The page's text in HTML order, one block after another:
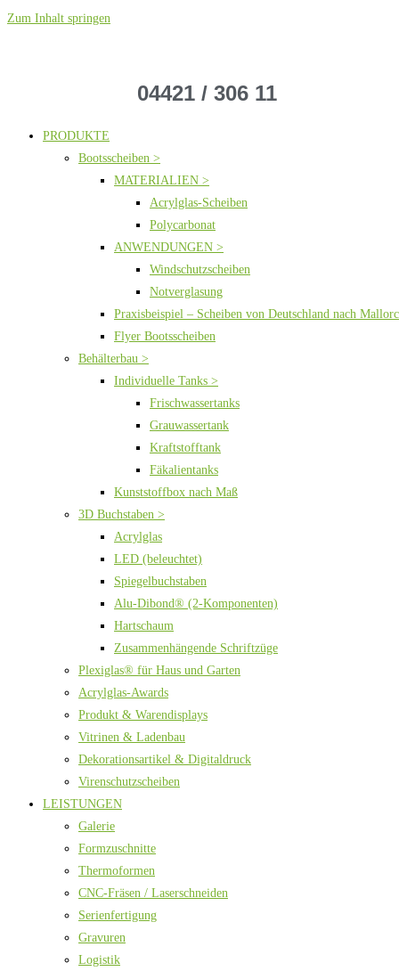
Zum Inhalt springen
04421 / 306 11
PRODUKTE
Bootsscheiben >
MATERIALIEN >
Acrylglas-Scheiben
Polycarbonat
ANWENDUNGEN >
Windschutzscheiben
Notverglasung
Praxisbeispiel – Scheiben von Deutschland nach
Flyer Bootsscheiben
Behälterbau >
Individuelle Tanks >
Frischwassertanks
Grauwassertank
Kraftstofftank
Fäkalientanks
Kunststoffbox nach Maß
3D Buchstaben >
Acrylglas
LED (beleuchtet)
Spiegelbuchstaben
Alu-Dibond® (2-Komponenten)
Hartschaum
Zusammenhängende Schriftzüge
Plexiglas® für Haus und Garten
Acrylglas-Awards
Produkt & Warendisplays
Vitrinen & Ladenbau
Dekorationsartikel & Digitaldruck
Virenschutzscheiben
LEISTUNGEN
Galerie
Formzuschnitte
Thermoformen
CNC-Fräsen / Laserschneiden
Serienfertigung
Gravuren
Logistik